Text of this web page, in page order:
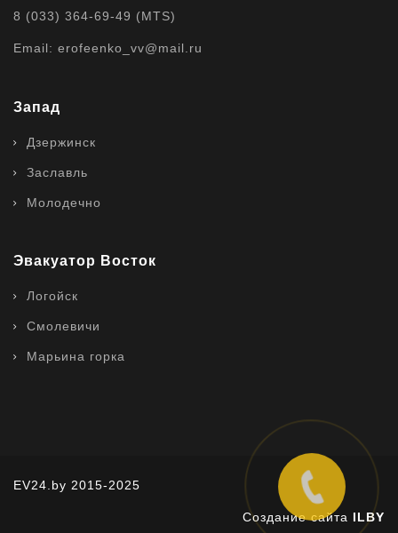
8 (033) 364-69-49 (MTS)
Email: erofeenko_vv@mail.ru
Запад
Дзержинск
Заславль
Молодечно
Эвакуатор Восток
Логойск
Смолевичи
Марьина горка
EV24.by 2015-2025
Создание сайта ILBY